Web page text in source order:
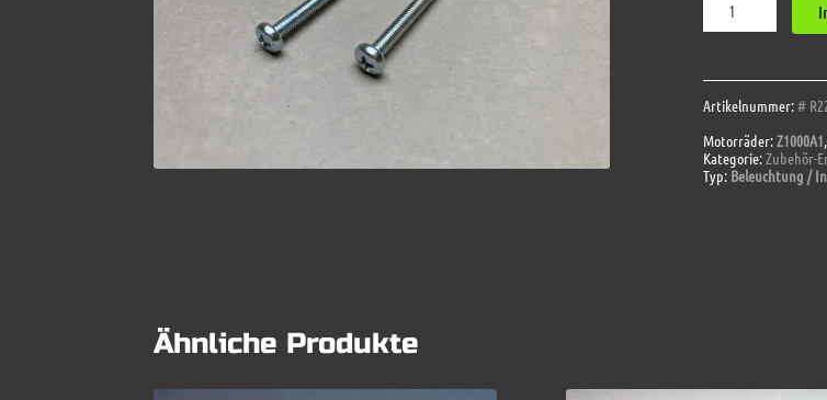
Artikelnummer:#
Motorräder:Z1000A1,
Kategorie:Zubehör-
Typ: Beleuchtung /
Ähnliche Produkte